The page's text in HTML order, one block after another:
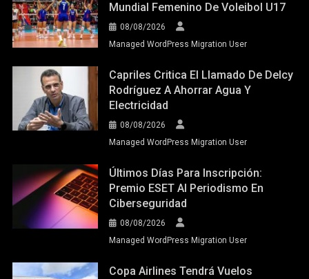
Mundial Femenino De Voleibol U17
08/08/2026
Managed WordPress Migration User
Capriles Critica El Llamado De Delcy
Rodríguez A Ahorrar Agua Y
Electricidad
08/08/2026
Managed WordPress Migration User
Últimos Días Para Inscripción:
Premio ESET Al Periodismo En
Ciberseguridad
08/08/2026
Managed WordPress Migration User
Copa Airlines Tendrá Vuelos